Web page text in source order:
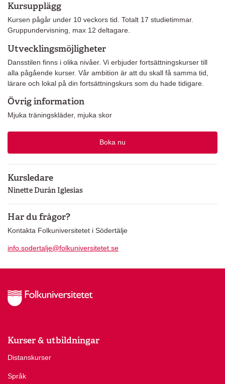
Kursupplägg
Kursen pågår under 10 veckors tid. Totalt 17 studietimmar.
Gruppundervisning, max 12 deltagare.
Utvecklingsmöjligheter
Dansstilen finns i olika nivåer. Vi erbjuder fortsättningskurser till
alla pågående kurser. Vår ambition är att du skall få samma tid,
lärare och lokal på din fortsättningskurs som du hade tidigare.
Övrig information
Mjuka träningskläder, mjuka skor
Boka nu
Kursledare
Ninette Durán Iglesias
Har du frågor?
Kontakta Folkuniversitetet i Södertälje
info.sodertalje@folkuniversitetet.se
Kurser & utbildningar
Distanskurser
Språk